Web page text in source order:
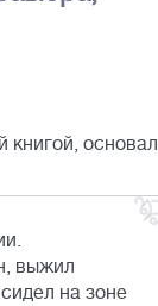
книгой, основал
выжил
на зоне